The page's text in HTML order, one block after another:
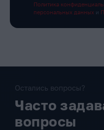
Политика
персональных данных и
Остались вопросы?
Часто
вопросы